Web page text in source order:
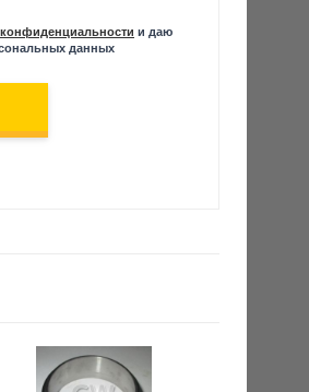
и даю
данных